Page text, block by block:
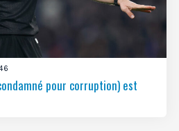
pour corruption) est